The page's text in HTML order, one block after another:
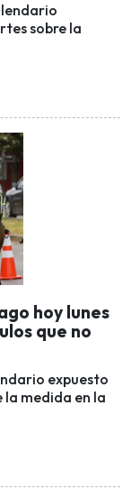
sobre la
hoy lunes
que no
expuesto
la medida en la